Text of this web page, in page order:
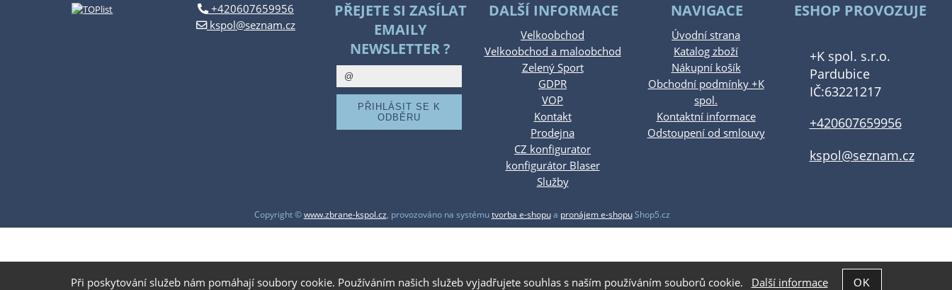
+420607659956
kspol@seznam.cz
PŘEJETE SI ZASÍLAT
EMAILY
NEWSLETTER ?
DALŠÍ INFORMACE
Velkoobchod
Velkoobchod a maloobchod
Zelený Sport
GDPR
VOP
Kontakt
Prodejna
CZ konfigurator
konfigurátor Blaser
Služby
NAVIGACE
Úvodní strana
Katalog zboží
Nákupní košík
Obchodní podmínky +K
spol.
Kontaktní informace
Odstoupení od smlouvy
ESHOP PROVOZUJE
+K spol. s.r.o.
Pardubice
IČ:63221217
+420607659956
kspol@seznam.cz
Copyright ©www.zbrane-kspol.cz, provozováno na systémutvorba e-shopua pronájem e-shopuShop5.cz
Při poskytování služeb nám pomáhají soubory cookie. Používáním našich služeb vyjadřujete souhlas s naším používáním souborů cookie. Další informace